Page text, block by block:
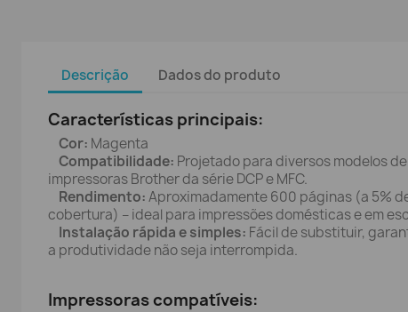
Descrição Dados do produto
Características principais:
Cor: Magenta
Compatibilidade: Projetado para diversos modelos de
impressoras Brother da série DCP e MFC.
Rendimento:Aproximadamente 600 páginas (a 5%
cobertura) – ideal para impressões domésticas e em
Instalação rápida e simples: Fácil de substituir,
a produtividade não seja interrompida.
Impressoras compatíveis: